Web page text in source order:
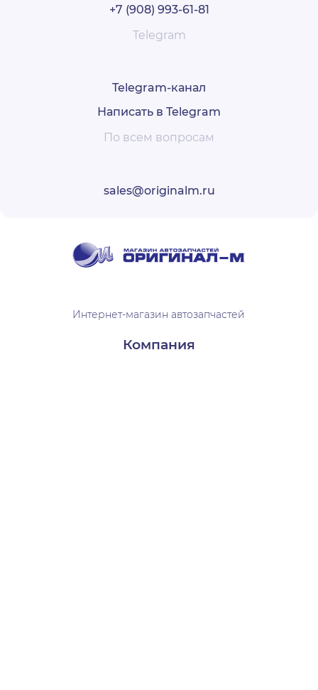
+7 (908) 993-61-81
Telegram
Telegram-канал
Написать в Telegram
По всем вопросам
sales@originalm.ru
Интернет-магазин автозапчастей
Компания